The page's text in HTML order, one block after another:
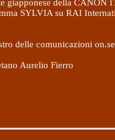
giapponese della CANON
SYLVIA su RAI
delle comunicazioni
Aurelio Fierro